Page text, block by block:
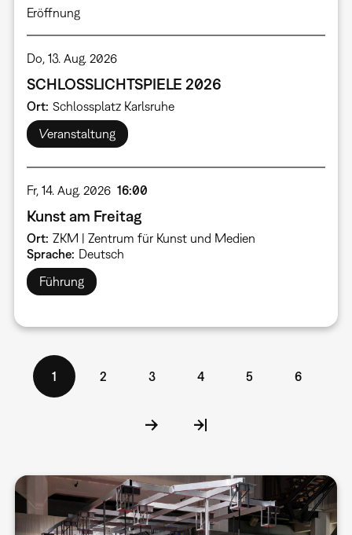
Eröffnung
Do, 13. Aug. 2026
SCHLOSSLICHTSPIELE 2026
Ort Schlossplatz Karlsruhe
Veranstaltung
Fr, 14. Aug. 2026 16:00
Kunst am Freitag
Ort ZKM | Zentrum für Kunst und Medien
Sprache Deutsch
Führung
Aktuelle
Seite
1 Seite
2 Seite
3 Seite
4 Seite
5 Seite
6